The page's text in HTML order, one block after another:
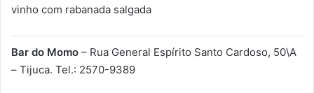
vinho com rabanada salgada
Bar do Momo – Rua General Espírito Santo Cardoso, 50\A
– Tijuca. Tel.: 2570-9389